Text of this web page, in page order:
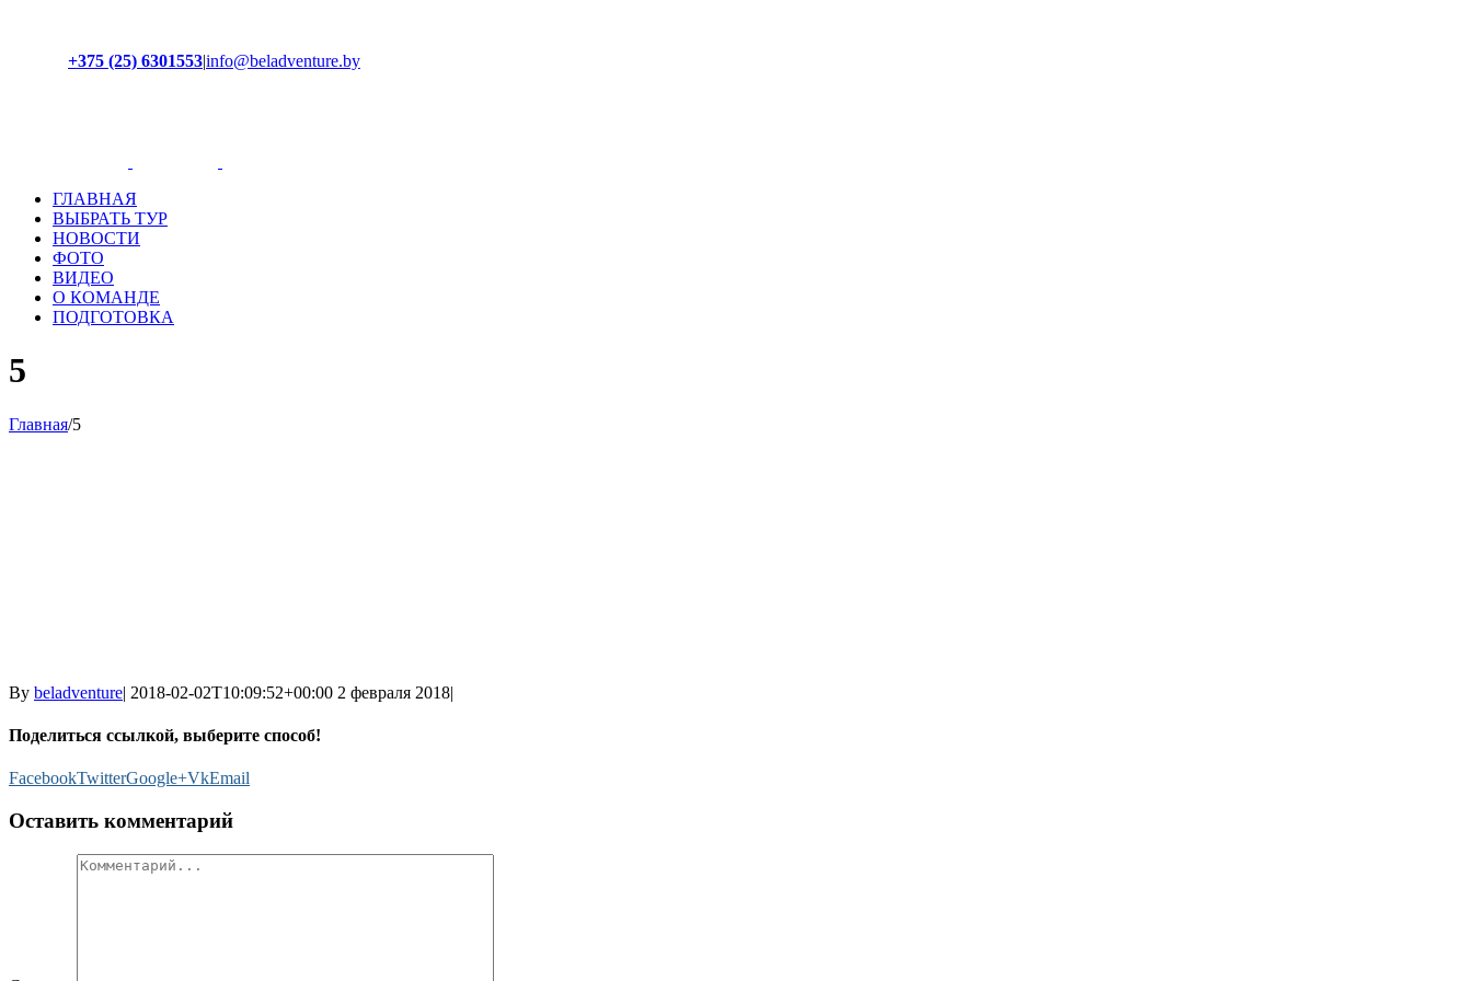
+375 (25) 6301553|info@beladventure.by
ГЛАВНАЯ
ВЫБРАТЬ ТУР
НОВОСТИ
ФОТО
ВИДЕО
О КОМАНДЕ
ПОДГОТОВКА
5
Главная/5
By beladventure| 2018-02-02T10:09:52+00:00 2 февраля 2018|
Поделиться ссылкой, выберите способ!
FacebookTwitterGoogle+VkEmail
Оставить комментарий